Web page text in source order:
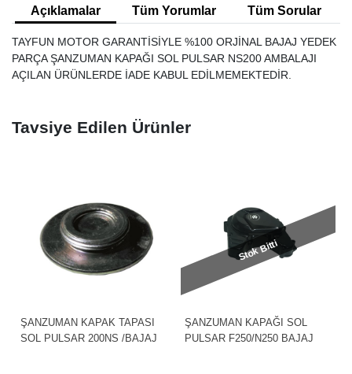
Açıklamalar Tüm Yorumlar Tüm Sorular
TAYFUN MOTOR GARANTİSİYLE %100 ORJİNAL BAJAJ YEDEK
PARÇA ŞANZUMAN KAPAĞI SOL PULSAR NS200 AMBALAJI
AÇILAN ÜRÜNLERDE İADE KABUL EDİLMEMEKTEDİR.
Tavsiye Edilen Ürünler
ŞANZUMAN KAPAK TAPASI
SOL PULSAR 200NS /BAJAJ
Stok Bitti
ŞANZUMAN KAPAĞI SOL
PULSAR F250/N250 BAJAJ